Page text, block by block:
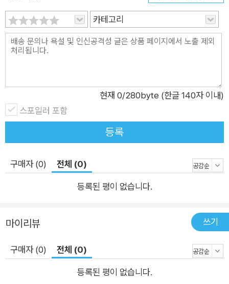
문을 붙이고 수십 장의 사진 자료와 디스코그래피, 필모그래피,
그리고 굴드가 출연한 라디오 및 텔레비전 프로그램 목록을 더해
책으로 펴냈다. 굴드만의 독특한 무대 매너에 대하여 굴드는 데뷔
이래 전무후무한 독창적 해석을 선보이며 놀라운 연주로 관객과
명세를 치르기도 했다. 뜨거운 논쟁의 한가운데에 있던 굴드는 1
964년 서른두 살의 나이에 돌연 콘서트 무대 일선에서 떠나 녹
음과 집필에만 전념하겠다고 선언함으로써 또 한 번 세상에 놀라
관이 있었고, 음반에도 이런 목소리가 섞여 녹음되곤 했다. 콧은
굴드에게 만약 이 ‘시끄러운 유령’의 소리를 음반에서 지우는 것
이 가능하다면 그렇게 할 의향이 있는지 질문한다. 그러자 굴드는
음악에 아무런 보탬도 되지 않는 그 소리만 골라 지울 수 있는 기
따라다닌 버릇이기에 좀처럼 떨쳐내기가 어렵다고 아쉬움을 드
고, 코가 건반 바로 위에 오거나, 황홀경에 빠져 까무러칠 듯한 동
의사를 밝힌다. 만약 그런 행위들을 하지 않으면 자신의 연주 수
카테고리
현재 0/280byte (한글 140자 이내)
스포일러 포함
등록
구매자 (0) 전체 (0)
등록된 평이 없습니다.
마이리뷰 쓰기
구매자 (0) 전체 (0)
등록된 평이 없습니다.